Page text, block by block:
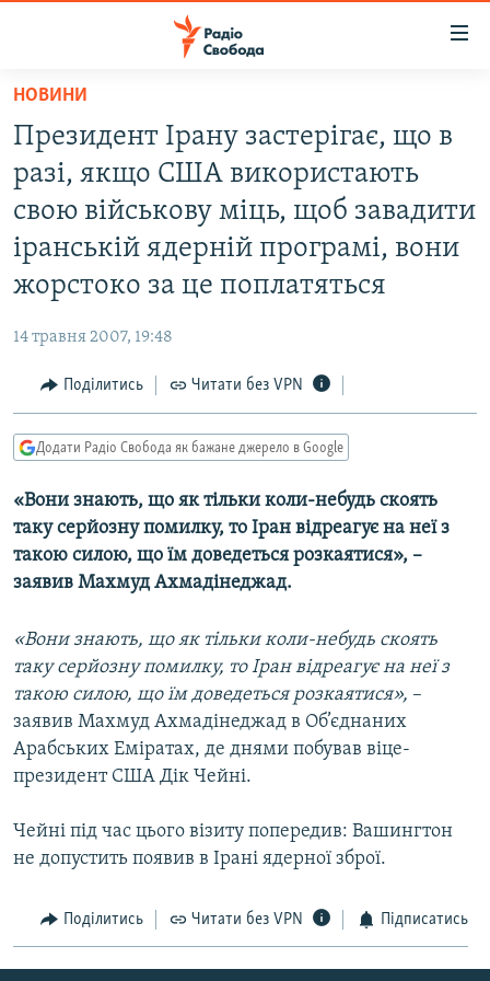
Перейти
основного
матеріалу
Перейти
до
основної
навігації
Перейти
до
ВСЕ ЗА ДОБУ
СТАТТІ
СПОРТ
УКРАЇНА
РОСІЙСЬКА «ФІЛЬТРАЦІЯ»
КРИМ.РЕАЛІЇ
ТИ ЯК?
СХЕМИ
МУЛЬТИМЕДІА
ФОТО
СПЕЦПРОЄКТИ
ПОДКАСТИ
КРИМ РЕАЛІЇ
РУС
УКР
ДОЛУЧАЙСЯ!
НОВИНИ
Президент Ірану застерігає, що в
разі, якщо США використають
свою військову міць, щоб завадити
іранській ядерній програмі, вони
жорстоко за це поплатяться
14 травня 2007, 19:48
Поділитись Читати без VPN
Додати Радіо Свобода як бажане джерело в Google
«Вони знають, що як тільки коли-небудь скоять
таку серйозну помилку, то Іран відреагує на неї з
такою силою, що їм доведеться розкаятися», –
заявив Махмуд Ахмадінеджад.
«Вони знають, що як тільки коли-небудь скоять
таку серйозну помилку, то Іран відреагує на неї з
такою силою, що їм доведеться розкаятися», –
заявив Махмуд Ахмадінеджад в Об’єднаних
Арабських Еміратах, де днями побував віце-
президент США Дік Чейні.
Чейні під час цього візиту попередив: Вашингтон
не допустить появив в Ірані ядерної зброї.
Поділитись Читати без VPN Підписатись